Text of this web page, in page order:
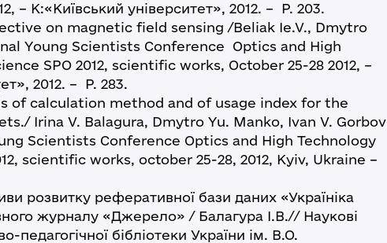
– K:«Київський університет», 2012. – Р. 203.
on magnetic field sensing /Beliak Ie.V., Dmytro
Young Scientists Conference Optics and High
SPO 2012, scientific works, October 25-28 2012, –
2012. – Р. 283.
of calculation method and of usage index for the
Irina V. Balagura, Dmytro Yu. Manko, Ivan V. Gorbov
Scientists Conference Optics and High Technology
scientific works, october 25-28, 2012, Kyiv, Ukraine –
розвитку реферативної бази даних «Україніка
журналу «Джерело» / Балагура І.В.// Наукові
педагогічної бібліотеки України ім. В.О.